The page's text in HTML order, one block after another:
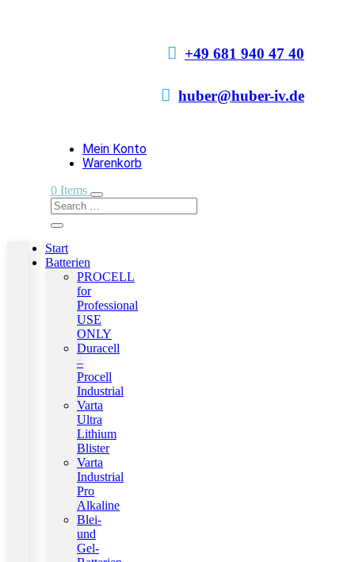
 +49 681 940 47 40
 huber@huber-iv.de
Mein Konto
Warenkorb
0 Items
Start
Batterien
PROCELL
for
Professional
USE
ONLY
Duracell
–
Procell
Industrial
Varta
Ultra
Lithium
Blister
Varta
Industrial
Pro
Alkaline
Blei-
und
Gel-